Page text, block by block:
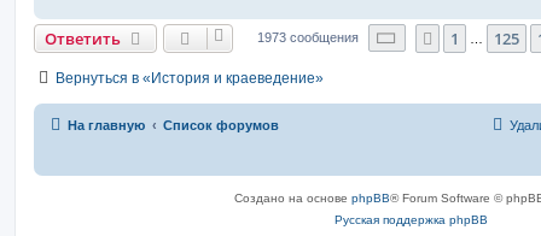
Ответить 1973 сообщения Страница 127из
Пред.
1 125
Вернуться в «История и краеведение»
На главную Список форумов
Создано на основе phpBB® Forum Software ©
Русская поддержка phpBB